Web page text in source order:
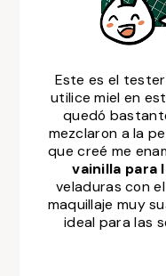
Este es el
utilice miel en
quedó
mezclaron a la
que creé me
vainilla para
veladuras con
maquillaje muy
ideal para las